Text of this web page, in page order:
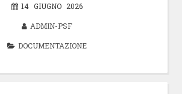
14 GIUGNO 2026
ADMIN-PSF
DOCUMENTAZIONE